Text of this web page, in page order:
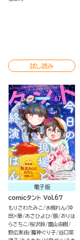
試し読み
電子版
comicタント Vol.67
もりさわたみこ 水槻れん 沖
田×華 あさひよひ 狼 おりは
らさちこ 桜沢鈴 園山由樹
野広実由 魔神ぐり子 谷口菜